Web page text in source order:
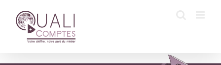
contenu